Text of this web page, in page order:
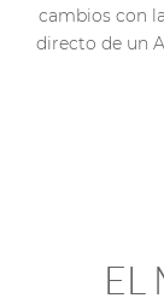
cambios con
directo de un
EL